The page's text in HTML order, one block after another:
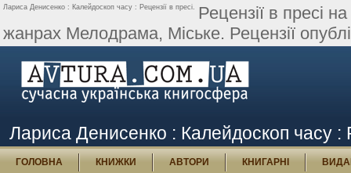
Лариса Денисенко : Калейдоскоп часу : Рецензії в пресі. Рецензії в пресі
жанрах Мелодрама, Міське. Рецензії
Лариса Денисенко : Калейдоскоп часу :
ГОЛОВНА КНИЖКИ АВТОРИ КНИГАРНІ